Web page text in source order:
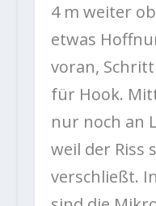
4 m weiter
etwas
voran,
für Hook.
nur noch an
weil der Riss
verschließt.